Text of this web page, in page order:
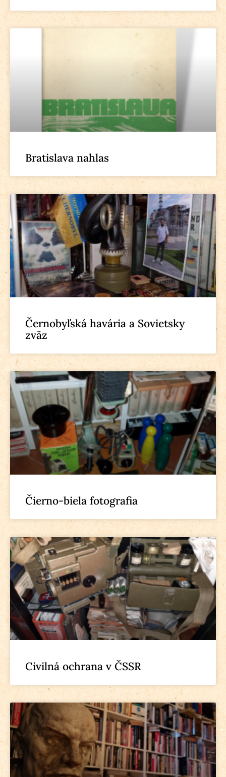
Bratislava nahlas
Černobyľská havária a Sovietsky
zväz
Čierno-biela fotografia
Civilná ochrana v ČSSR